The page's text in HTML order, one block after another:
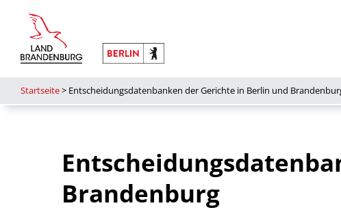
Startseite> Entscheidungsdatenbanken der Gerichte in Berlin und
Brandenburg